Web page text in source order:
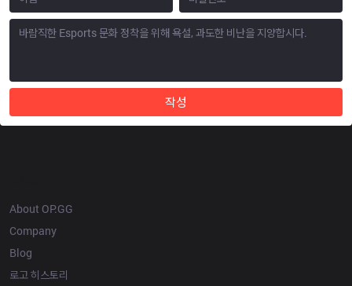
작성
About OP.GG
Company
Blog
로고 히스토리